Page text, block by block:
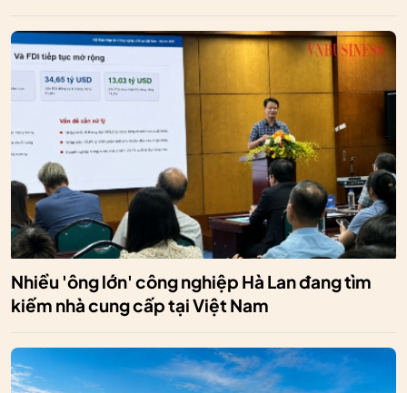
Nhiều 'ông lớn' công nghiệp Hà Lan đang tìm
kiếm nhà cung cấp tại Việt Nam